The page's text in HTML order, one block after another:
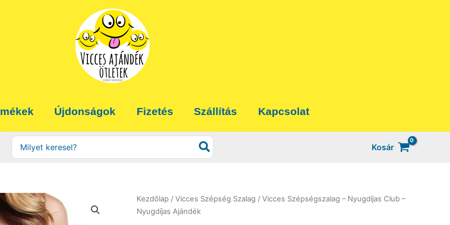
Újdonságok Fizetés Szállítás Kapcsolat
Search
for:
Kosár
Kezdőlap / Vicces Szépség Szalag / Vicces Szépségszalag – Nyugdíjas Club –
Nyugdíjas Ajándék